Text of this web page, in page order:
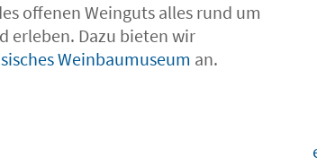
offenen Weinguts alles rund um
erleben. Dazu bieten wir
Weinbaumuseum an.